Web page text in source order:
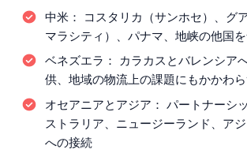
中米：
コスタリカ（サンホセ）、グ
マラシティ）、パナマ、地峡の他国
ベネズエラ：
カラカスとバレンシア
供、地域の物流上の課題にもかかわ
オセアニアとアジア： パートナーシ
ストラリア、ニュージーランド、ア
への接続